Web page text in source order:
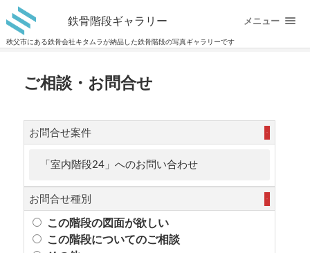
鉄骨階段ギャラリー
秩父市にある鉄骨会社キタムラが納品した鉄骨階段の写真ギャラリーです
メニュー
ご相談・お問合せ
お問合せ案件
お問合せ種別
この階段の図面が欲しい
この階段についてのご相談